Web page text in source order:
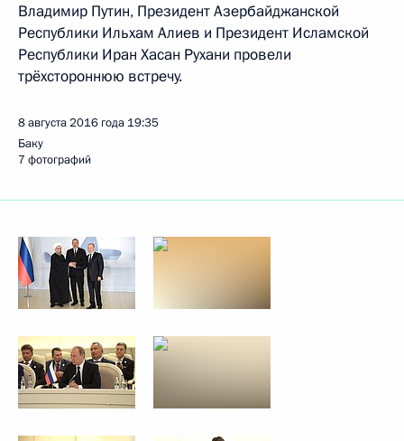
Владимир Путин, Президент Азербайджанской
Республики Ильхам Алиев и Президент Исламской
Республики Иран Хасан Рухани провели
трёхстороннюю встречу.
8 августа 2016 года 19:35
Баку
7 фотографий